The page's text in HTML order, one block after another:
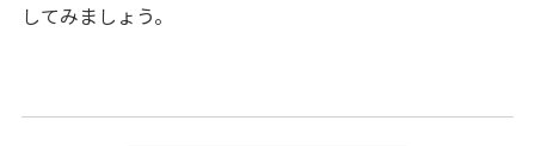
してみましょう。